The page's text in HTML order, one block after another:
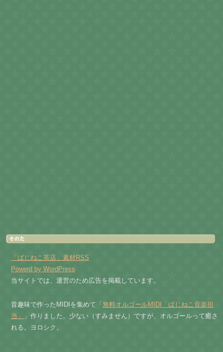
「ばじねこ茶店」素材RSS
Powerd by WordPress
当サイトでは、運営のため広告を掲載しています。
昔趣味で作ったMIDIを集めて「 無料オルゴールMIDI「ばじねこ音楽担
当」
」作りました。少ない（すみません）ですが、オルゴールって癒さ
れる。ヨロシク。